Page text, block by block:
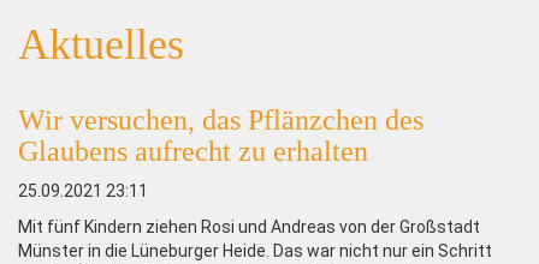
Aktuelles
Wir versuchen, das Pflänzchen des
Glaubens aufrecht zu erhalten
25.09.2021 23:11
Mit fünf Kindern ziehen Rosi und Andreas von der Großstadt
Münster in die Lüneburger Heide. Das war nicht nur ein Schritt